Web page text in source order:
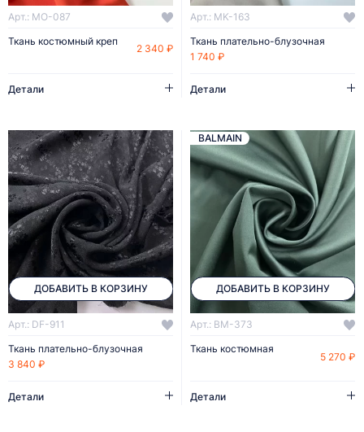
Арт.: MO-087
Ткань костюмный креп
2 340 ₽
Детали
Арт.: MK-163
Ткань плательно-блузочная
1 740 ₽
Детали
ДОБАВИТЬ В КОРЗИНУ
Арт.: DF-911
Ткань плательно-блузочная
3 840 ₽
Детали
ДОБАВИТЬ В КОРЗИНУ
BALMAIN
Арт.: BM-373
Ткань костюмная
5 270 ₽
Детали